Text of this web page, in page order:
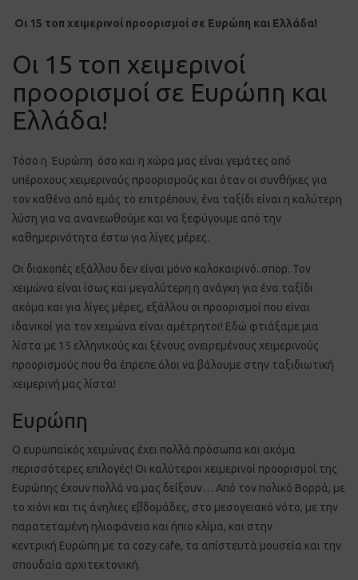
Οι 15 τοπ χειμερινοί προορισμοί σε Ευρώπη και Ελλάδα!
Οι 15 τοπ χειμερινοί
προορισμοί σε Ευρώπη και
Ελλάδα!
Τόσο η Ευρώπη όσο και η χώρα μας είναι γεμάτες από
υπέροχους χειμερινούς προορισμούς και όταν οι συνθήκες για
τον καθένα από εμάς το επιτρέπουν, ένα ταξίδι είναι η καλύτερη
λύση για να ανανεωθούμε και να ξεφύγουμε από την
καθημερινότητα έστω για λίγες μέρες.
Οι διακοπές εξάλλου δεν είναι μόνο καλοκαιρινό..σπορ. Τον
χειμώνα είναι ίσως και μεγαλύτερη η ανάγκη για ένα ταξίδι
ακόμα και για λίγες μέρες, εξάλλου οι προορισμοί που είναι
ιδανικοί για τον χειμώνα είναι αμέτρητοι! Εδώ φτιάξαμε μια
λίστα με 15 ελληνικούς και ξένους ονειρεμένους χειμερινούς
προορισμούς που θα έπρεπε όλοι να βάλουμε στην ταξιδιωτική
χειμερινή μας λίστα!
Ευρώπη
O ευρωπαϊκός χειμώνας έχει πολλά πρόσωπα και ακόμα
περισσότερες επιλογές! Οι καλύτεροι χειμερινοί προορισμοί της
Ευρώπης έχουν πολλά να μας δείξουν… Από τον πολικό Βορρά, με
το χιόνι και τις άνηλιες εβδομάδες, στο μεσογειακό νότο, με την
παρατεταμένη ηλιοφάνεια και ήπιο κλίμα, και στην
κεντρική Ευρώπη με τα cozy cafe, τα απίστευτά μουσεία και την
σπουδαία αρχιτεκτονική.